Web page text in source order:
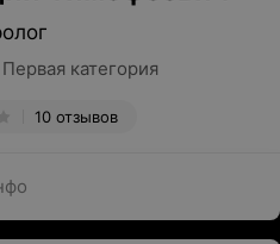
категория
10 отзывов